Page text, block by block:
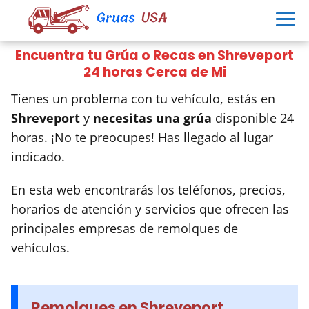
Encuentra tu Grúa o Recas en Shreveport
24 horas Cerca de Mi
Tienes un problema con tu vehículo, estás en
Shreveport y necesitas una grúa disponible 24
horas. ¡No te preocupes! Has llegado al lugar
indicado.
En esta web encontrarás los teléfonos, precios,
horarios de atención y servicios que ofrecen las
principales empresas de remolques de
vehículos.